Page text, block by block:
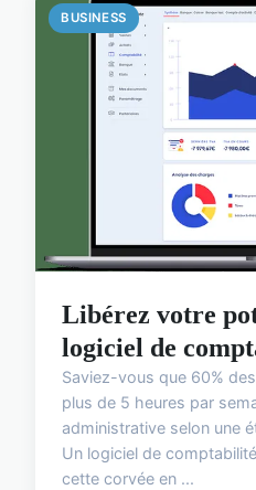
BUSINESS
Libérez votre
logiciel de
Saviez-vous que 60%
plus de 5 heures par
administrative selon une
Un logiciel de
cette corvée en ...